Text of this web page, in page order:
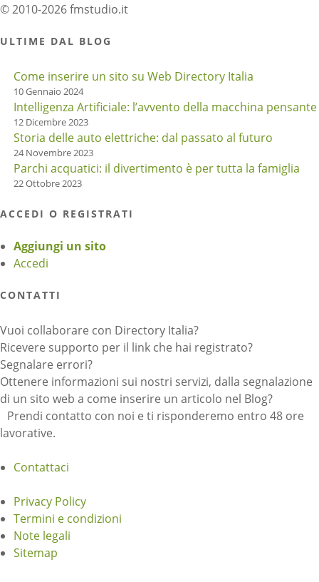
© 2010-2026 fmstudio.it
ULTIME DAL BLOG
Come inserire un sito su Web Directory Italia
10 Gennaio 2024
Intelligenza Artificiale: l’avvento della macchina pensante
12 Dicembre 2023
Storia delle auto elettriche: dal passato al futuro
24 Novembre 2023
Parchi acquatici: il divertimento è per tutta la famiglia
22 Ottobre 2023
ACCEDI O REGISTRATI
Aggiungi un sito
Accedi
CONTATTI
Vuoi collaborare con Directory Italia?
Ricevere supporto per il link che hai registrato?
Segnalare errori?
Ottenere informazioni sui nostri servizi, dalla segnalazione
di un sito web a come inserire un articolo nel Blog?
Prendi contatto con noi e ti risponderemo entro 48 ore
lavorative.
Contattaci
Privacy Policy
Termini e condizioni
Note legali
Sitemap